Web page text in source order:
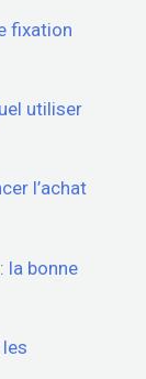
fixation
utiliser
l’achat
la bonne